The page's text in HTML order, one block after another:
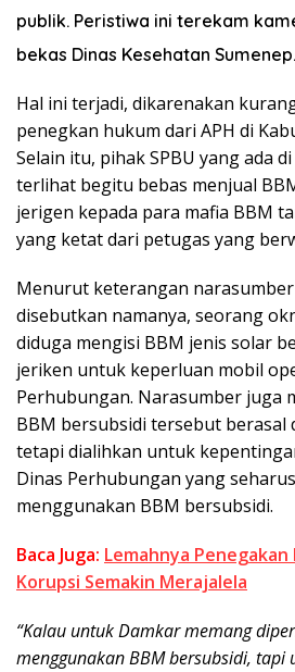
publik. Peristiwa ini terekam
bekas Dinas Kesehatan Sumenep.
Hal ini terjadi, dikarenakan
penegkan hukum dari APH di
Selain itu, pihak SPBU yang ada
terlihat begitu bebas menjual
jerigen kepada para mafia BBM
yang ketat dari petugas yang
Menurut keterangan
disebutkan namanya, seorang
diduga mengisi BBM jenis solar
jeriken untuk keperluan mobil
Perhubungan. Narasumber juga
BBM bersubsidi tersebut berasal
tetapi dialihkan untuk
Dinas Perhubungan yang
menggunakan BBM bersubsidi.
Baca Juga: Lemahnya
Korupsi Semakin Merajalela
“Kalau untuk Damkar memang
menggunakan BBM bersubsidi, tapi